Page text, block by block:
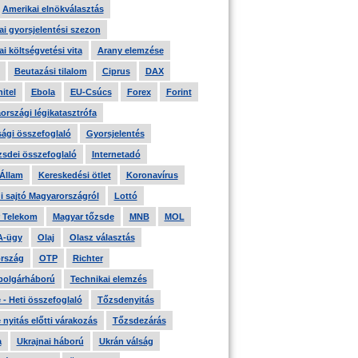
Amerikai elnökválasztás
gyorsjelentési szezon
költségvetési vita Arany elemzése
Beutazási tilalom Ciprus DAX
Ebola EU-Csúcs Forex Forint
légikatasztrófa
összefoglaló Gyorsjelentés
összefoglaló Internetadó
Kereskedési ötlet Koronavírus
sajtó Magyarországról Lottó
Telekom Magyar tőzsde MNB MOL
ügy Olaj Olasz választás
OTP Richter
Technikai elemzés
- Heti összefoglaló Tőzsdenyitás
nyitás előtti várakozás Tőzsdezárás
Ukrajnai háború Ukrán válság